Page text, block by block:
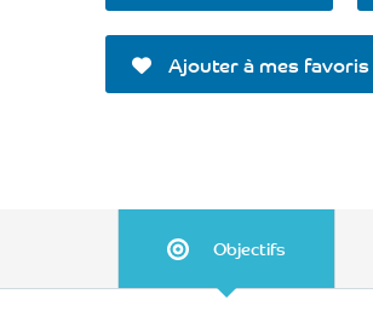
Ajouter à mes favoris
Objectifs